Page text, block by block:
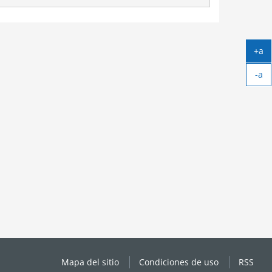
Mapa del sitio Condiciones de uso RSS
+a
-a